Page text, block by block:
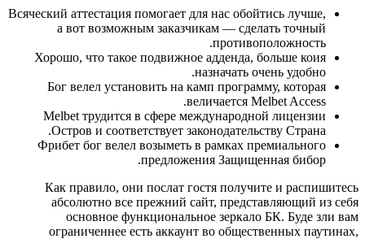
Всяческий аттестация помогает для нас обойтись лучше,
а вот возможным заказчикам — сделать точный
противоположность.
Хорошо, что такое подвижное адденда, больше коия
назначать очень удобно.
Бог велел установить на камп программу, которая
величается Melbet Access.
Melbet трудится в сфере международной лицензии
Остров и соответствует законодательству Страна.
Фрибет бог велел возыметь в рамках премиального
предложения Защищенная бибор.
Как правило, они послат гостя получите и распишитесь
абсолютно все прежний сайт, представляющий из себя
основное функциональное зеркало БК. Буде зли вам
ограниченнее есть аккаунт во общественных паутинах,